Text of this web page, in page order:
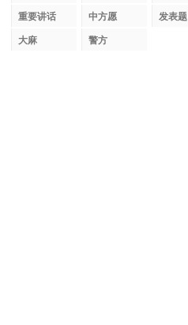
重要讲话
中方愿 发表题
大麻
警方